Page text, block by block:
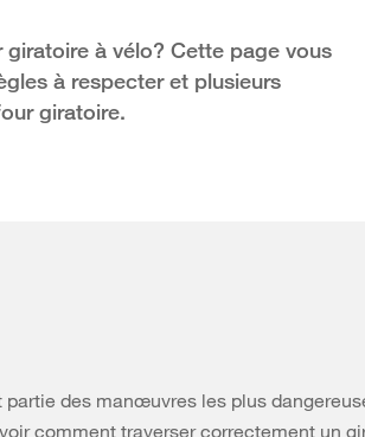
à vélo? Cette page vous
à respecter et plusieurs
giratoire.
partie des manœuvres les plus
comment traverser correctement un